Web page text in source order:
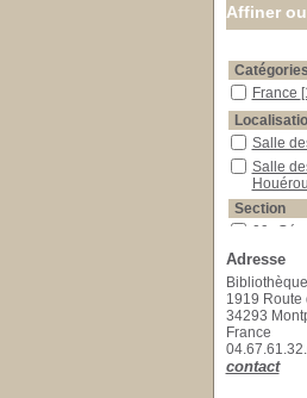
Affiner
Catégories
FranceFrance
Salle des
Salle
Salle des
Salle
Houérou
Section
Adresse
1919 Route
34293
France
contact